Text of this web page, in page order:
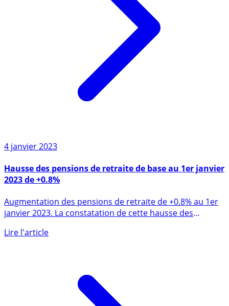
4 janvier 2023
Hausse des pensions de retraite de base au 1er janvier
2023 de +0.8%
Augmentation des pensions de retraite de +0.8% au 1er
janvier 2023. La constatation de cette hausse des
pensions de (...)
Lire l'article